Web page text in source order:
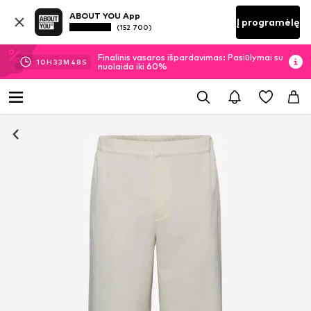
ABOUT YOU App
(152 700) Į programėlę
10H 33M 48 S
Finalinis vasaros išpardavimas: Pasiūlymai su
nuolaida iki 60%